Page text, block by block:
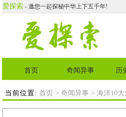
爱探索- 邀您一起探秘中华上下五千年!
首页 奇闻异事 历
当前位置: 首页 > 奇闻异事 > 海洋10